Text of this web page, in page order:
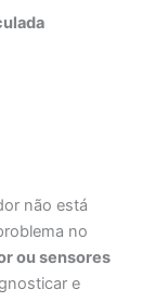
não está
no
ou sensores
e